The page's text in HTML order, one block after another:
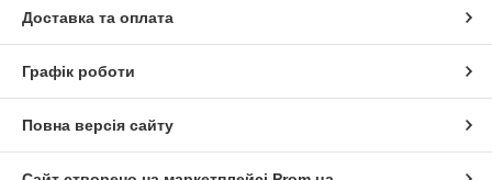
Доставка та оплата
Графік роботи
Повна версія сайту